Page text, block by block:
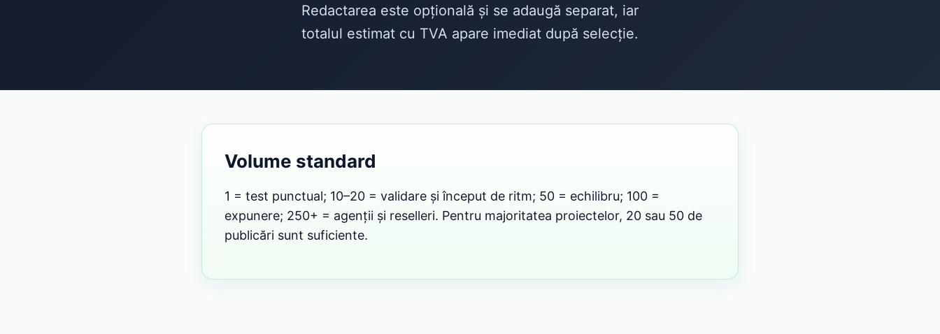
Redactarea este opțională și se adaugă separat, iar
totalul estimat cu TVA apare imediat după selecție.
Volume standard
1 = test punctual; 10–20 = validare și început de ritm; 50 = echilibru; 100 =
expunere; 250+ = agenții și reselleri. Pentru majoritatea proiectelor, 20 sau 50 de
publicări sunt suficiente.